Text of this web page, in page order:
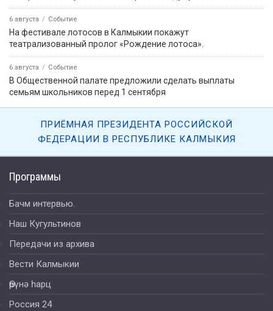
Программы
Бачм интервью.
Наш Кугультинов
Передачи из архива
Вести Калмыкии
Өрүнә һарц
Россия 24
6 августа Событие
На фестивале лотосов в Калмыкии покажут
театрализованный пролог «Рождение лотоса».
6 августа Событие
В Общественной палате предложили сделать выплаты
семьям школьников перед 1 сентября
ПРИЁМНАЯ ПРЕЗИДЕНТА РОССИЙСКОЙ
ФЕДЕРАЦИИ В РЕСПУБЛИКЕ КАЛМЫКИЯ